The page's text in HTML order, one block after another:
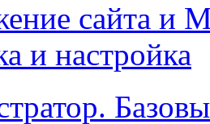
сайта и
и настройка